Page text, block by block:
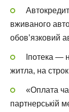
вживаного
обов’язковий
Іпотека —
житла, на
«Оплата
партнерській